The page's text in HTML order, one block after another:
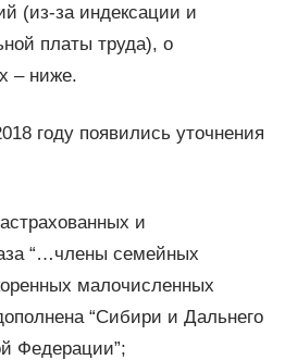
(из-за индексации и
платы труда), о
– ниже.
году появились уточнения
и
“…члены семейных
малочисленных
“Сибири и Дальнего
Федерации”;